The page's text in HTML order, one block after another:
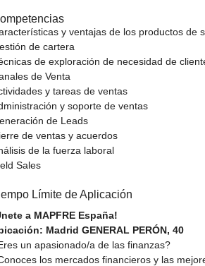
y ventajas de los productos de
de cartera
de exploración de necesidad de
de Venta
y tareas de ventas
y soporte de ventas
de Leads
de ventas y acuerdos
de la fuerza laboral
Sales
Límite de Aplicación
a MAPFRE España!
Madrid GENERAL PERÓN, 40
un apasionado/a de las finanzas?
los mercados financieros y las